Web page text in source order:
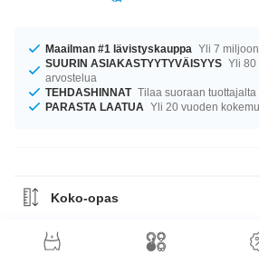
Maailman #1 lävistyskauppa Yli 7
SUURIN ASIAKASTYYTYVÄISYYS Yli 80
arvostelua
TEHDASHINNAT Tilaa suoraan tuottajalta
PARASTA LAATUA Yli 20 vuoden
Koko-opas
Materiaaliohje